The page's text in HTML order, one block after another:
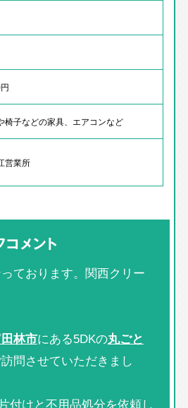
椅子などの家具、エアコンなど
営業所
メント
ております。関西クリー
林市にある5DKの丸ごと
問させていただきまし
付けと不用品処分を依頼し